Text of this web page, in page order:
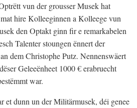
vun der grousser Musek hat
hire Kolleeginnen a Kolleege vun
den Optakt ginn fir e remarkabelen
Talenter stoungen ënnert der
dem Christophe Putz. Nennenswäert
Geleeënheet 1000 € erabruecht
war.
et dunn un der Militärmusek, déi genee